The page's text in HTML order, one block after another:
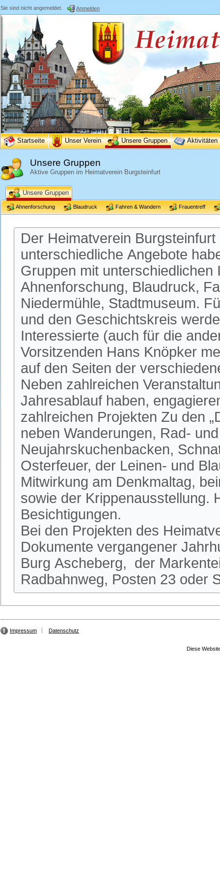
Sie sind nicht angemeldet. Anmelden
Startseite Unser Verein Unsere Gruppen Aktivitäten
Unsere Gruppen
Aktive Gruppen im Heimatverein Burgsteinfurt
Unsere Gruppen
Ahnenforschung Blaudruck Fahren & Wandern Frauentreff
Der Heimatverein
unterschiedliche Angebote
Gruppen mit
Ahnenforschung, Blaudruck,
Niedermühle, Stadtmuseum.
und den Geschichtskreis
Interessierte (auch für die
Vorsitzenden Hans Knöpker
auf den Seiten der
Neben zahlreichen
Jahresablauf haben,
zahlreichen Projekten Zu den
neben Wanderungen, Rad-
Neujahrskuchenbacken,
Osterfeuer, der Leinen- und
Mitwirkung am Denkmaltag,
sowie der Krippenausstellung.
Besichtigungen.
Bei den Projekten des
Dokumente vergangener
Burg Ascheberg, der
Radbahnweg, Posten 23 oder
Impressum Datenschutz
Diese